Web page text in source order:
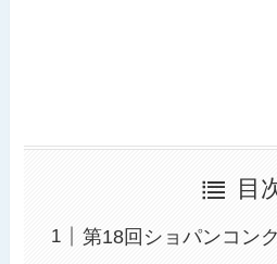
目
第18回ショパンコン